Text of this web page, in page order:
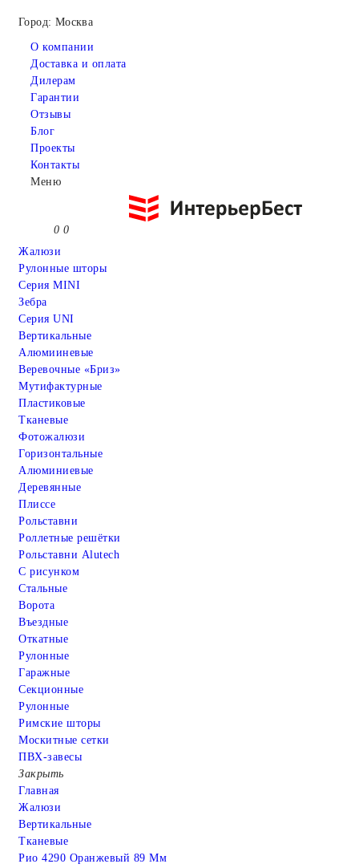
Город: Москва
О компании
Доставка и оплата
Дилерам
Гарантии
Отзывы
Блог
Проекты
Контакты
Меню
0 0
Жалюзи
Рулонные шторы
Серия MINI
Зебра
Серия UNI
Вертикальные
Алюмииневые
Веревочные «Бриз»
Мутифактурные
Пластиковые
Тканевые
Фотожалюзи
Горизонтальные
Алюминиевые
Деревянные
Плиссе
Рольставни
Роллетные решётки
Рольставни Alutech
С рисунком
Стальные
Ворота
Въездные
Откатные
Рулонные
Гаражные
Cекционные
Рулонные
Римские шторы
Москитные сетки
ПВХ-завесы
Закрыть
Главная
Жалюзи
Вертикальные
Тканевые
Рио 4290 Оранжевый 89 Мм